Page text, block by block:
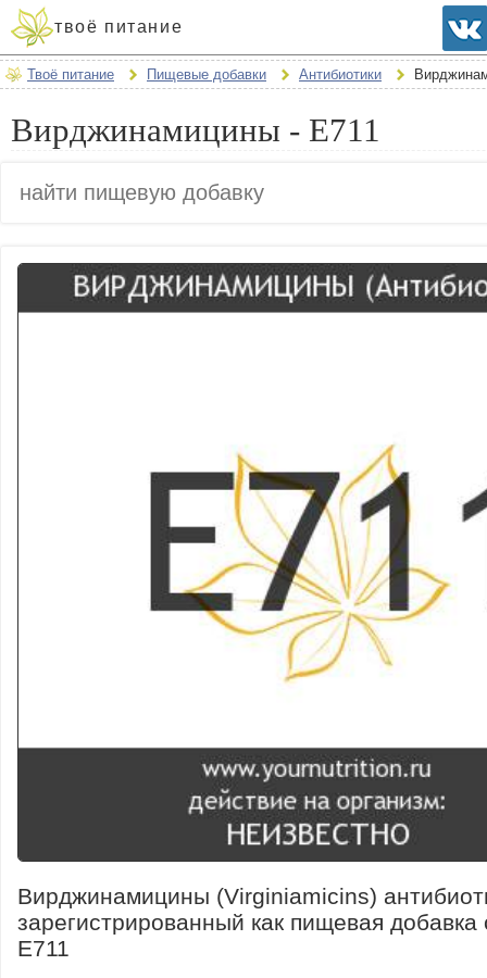
твоё питание
Твоё питание Пищевые добавки Антибиотики
Вирджинамицины - E711
Вирджинамицины (Virginiamicins)
зарегистрированный как пищевая добавка
E711